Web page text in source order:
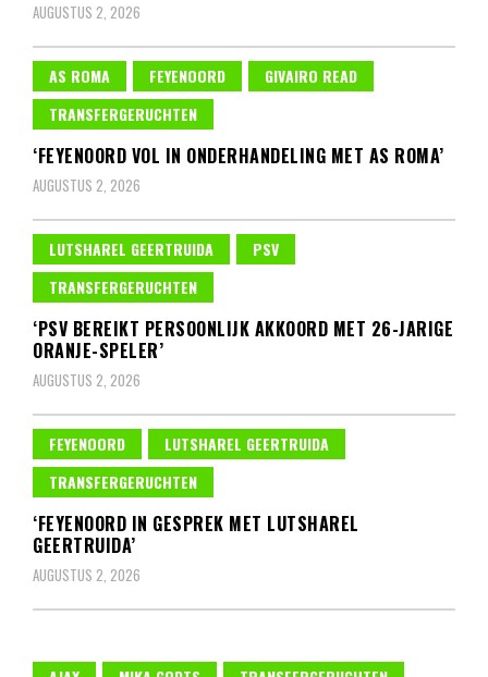
AUGUSTUS 2, 2026
AS ROMA FEYENOORD
GIVAIRO READ
TRANSFERGERUCHTEN
‘FEYENOORD VOL IN ONDERHANDELING MET AS ROMA’
AUGUSTUS 2, 2026
LUTSHAREL GEERTRUIDA
PSV
TRANSFERGERUCHTEN
‘PSV BEREIKT PERSOONLIJK AKKOORD MET 26-JARIGE
ORANJE-SPELER’
AUGUSTUS 2, 2026
FEYENOORD
LUTSHAREL GEERTRUIDA
TRANSFERGERUCHTEN
‘FEYENOORD IN GESPREK MET LUTSHAREL
GEERTRUIDA’
AUGUSTUS 2, 2026